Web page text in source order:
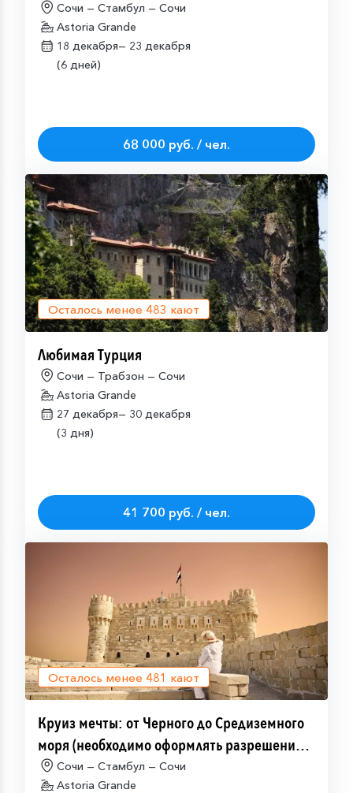
Сочи — Стамбул — Сочи
Astoria Grande
18 декабря— 23 декабря
(6 дней)
68 000 руб. / чел.
Осталось менее 483 кают
Любимая Турция
Сочи — Трабзон — Сочи
Astoria Grande
27 декабря— 30 декабря
(3 дня)
41 700 руб. / чел.
Осталось менее 481 кают
Круиз мечты: от Черного до Средиземного
моря (необходимо оформлять разрешение
на посещение Израиля (ETA-IL)
Сочи — Стамбул — Сочи
Astoria Grande